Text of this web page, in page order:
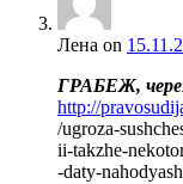
Лена on
ГРАБЕЖ,
http://
/ugroza-
ii-takzhe-
-daty-